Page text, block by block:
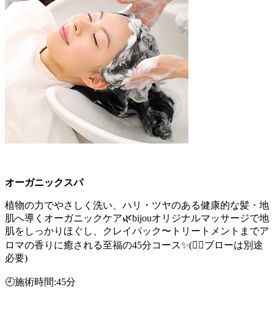
オーガニックスパ
植物の力でやさしく洗い、ハリ・ツヤのある健康的な髪・地
肌へ導くオーガニックケア🌿bijouオリジナルマッサージで地
肌をしっかりほぐし、クレイパック〜トリートメントまでア
ロマの香りに癒される至福の45分コース✨(💁‍♀️ブローは別途
必要)
🕘施術時間:45分